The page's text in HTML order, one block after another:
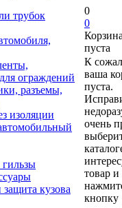
трубок
ограждений
разъемы,
изоляции
кузова
0
0
пуста
К
ваша
пуста.
очень
товар и
кнопку